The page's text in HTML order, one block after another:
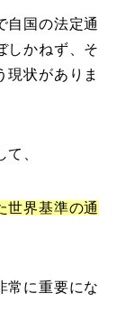
自国の法定通
しかねず、そ
現状がありま
、
世界基準の通
常に重要にな